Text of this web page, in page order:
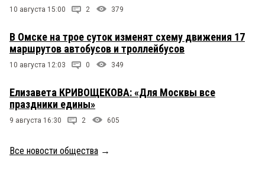
10 августа 15:00 2 379
В Омске на трое суток изменят схему движения 17
маршрутов автобусов и троллейбусов
10 августа 12:03 0 349
Елизавета КРИВОЩЕКОВА: «Для Москвы все
праздники едины»
9 августа 16:30 2 605
Все новости общества →